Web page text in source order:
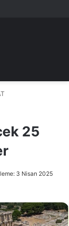
25
3 Nisan 2025